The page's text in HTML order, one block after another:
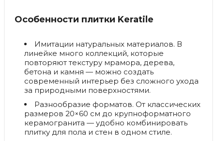
Особенности плитки Keratile
Имитации натуральных материалов. В
линейке много коллекций, которые
повторяют текстуру мрамора, дерева,
бетона и камня — можно создать
современный интерьер без сложного ухода
за природными поверхностями.
Разнообразие форматов. От классических
размеров 20×60 см до крупноформатного
керамогранита — удобно комбинировать
плитку для пола и стен в одном стиле.